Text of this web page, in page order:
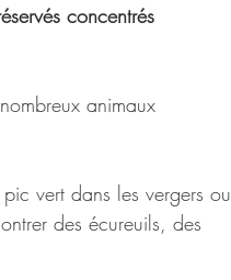
concentrés
animaux
vert dans les vergers ou
des écureuils, des